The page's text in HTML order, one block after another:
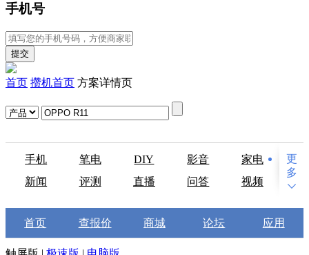
手机号
首页 攒机首页 方案详情页
手机 笔电 DIY 影音
家电
新闻
评测 直播 问答 视频
首页 查报价 商城 论坛 应用